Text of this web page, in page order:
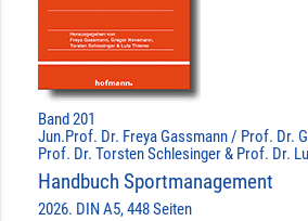
Band 201
Jun.Prof. Dr. Freya Gassmann / Prof. Dr.
Prof. Dr. Torsten Schlesinger & Prof. Dr.
Handbuch Sportmanagement
2026. DIN A5, 448 Seiten